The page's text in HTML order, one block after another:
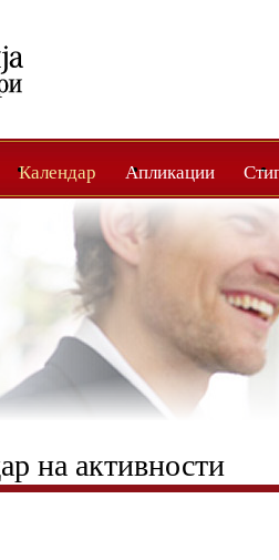
Календар Апликации
на активности